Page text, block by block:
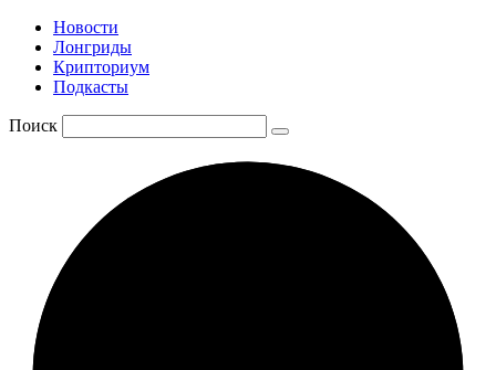
Новости
Лонгриды
Крипториум
Подкасты
Поиск